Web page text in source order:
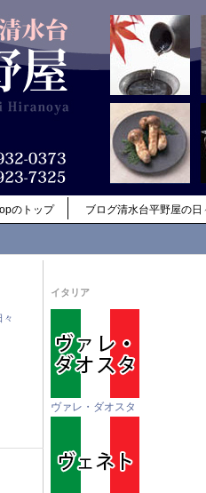
のトップ ブログ清水台平野屋の日
々
イタリア
ヴァレ・ダオスタ